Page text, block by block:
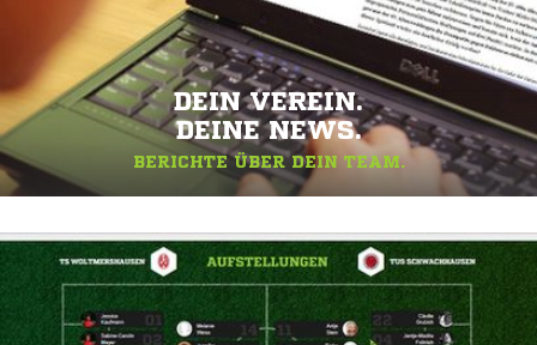
DEIN VEREIN.
DEINE NEWS.
BERICHTE ÜBER DEIN TEAM.